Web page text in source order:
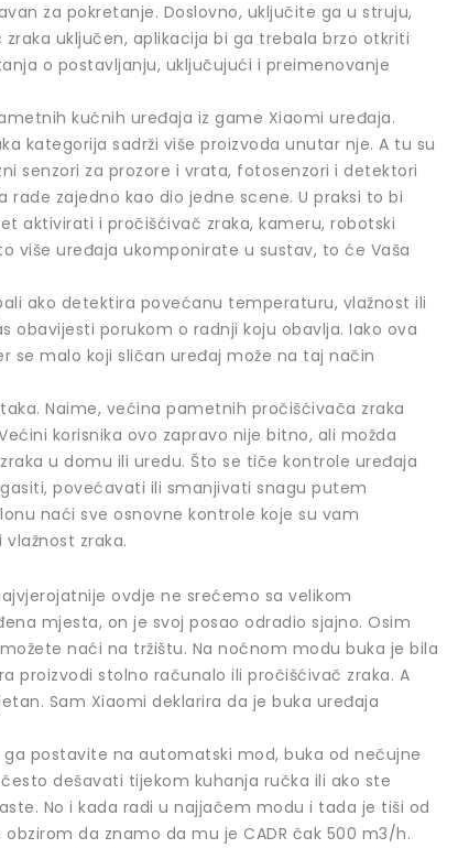
za pokretanje. Doslovno, uključite ga u struju,
uključen, aplikacija bi ga trebala brzo otkriti
o postavljanju, uključujući i preimenovanje
kućnih uređaja iz game Xiaomi uređaja.
kategorija sadrži više proizvoda unutar nje. A tu su
senzori za prozore i vrata, fotosenzori i detektori
zajedno kao dio jedne scene. U praksi to bi
aktivirati i pročišćivač zraka, kameru, robotski
više uređaja ukomponirate u sustav, to će Vaša
ako detektira povećanu temperaturu, vlažnost ili
obavijesti porukom o radnji koju obavlja. Iako ova
se malo koji sličan uređaj može na taj način
Naime, većina pametnih pročišćivača zraka
korisnika ovo zapravo nije bitno, ali možda
u domu ili uredu. Što se tiče kontrole uređaja
povećavati ili smanjivati snagu putem
naći sve osnovne kontrole koje su vam
zraka.
ovdje ne srećemo sa velikom
mjesta, on je svoj posao odradio sjajno. Osim
naći na tržištu. Na noćnom modu buka je bila
proizvodi stolno računalo ili pročišćivač zraka. A
Sam Xiaomi deklarira da je buka uređaja
ga postavite na automatski mod, buka od nečujne
dešavati tijekom kuhanja ručka ili ako ste
No i kada radi u najjačem modu i tada je tiši od
da znamo da mu je CADR čak 500 m3/h.